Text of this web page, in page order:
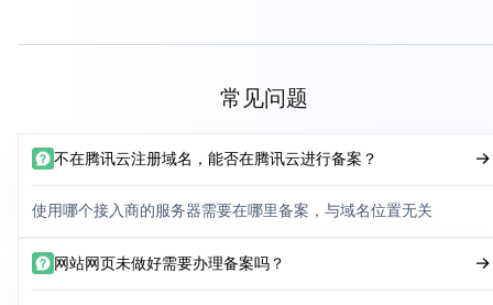
常见问题
不在腾讯云注册域名，能否在腾讯云进行备案？
使用哪个接入商的服务器需要在哪里备案，与域名位置无关
网站网页未做好需要办理备案吗？